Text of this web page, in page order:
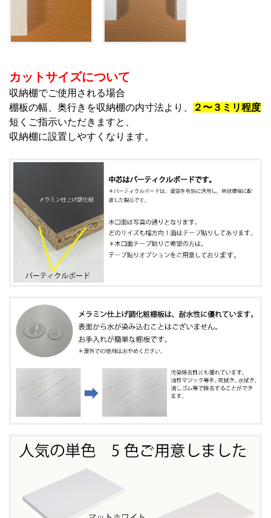
カットサイズについて
収納棚でご使用される場合
棚板の幅、奥行きを収納棚の内寸法より、
２〜３ミリ程度
短くご指示いただきますと、
収納棚に設置しやすくなります。